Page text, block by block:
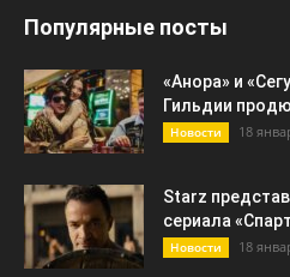
Популярные посты
«Анора» и
Гильдии
Новости 18
Starz
сериала
Новости 18